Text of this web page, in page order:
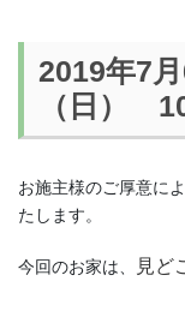
2019年7
（日）
お施主様のご厚意に
たします。
今回のお家は、 見ど